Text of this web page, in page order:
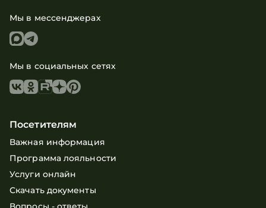
Мы в мессенджерах
Мы в социальных сетях
Посетителям
Важная информация
Программа лояльности
Услуги онлайн
Скачать документы